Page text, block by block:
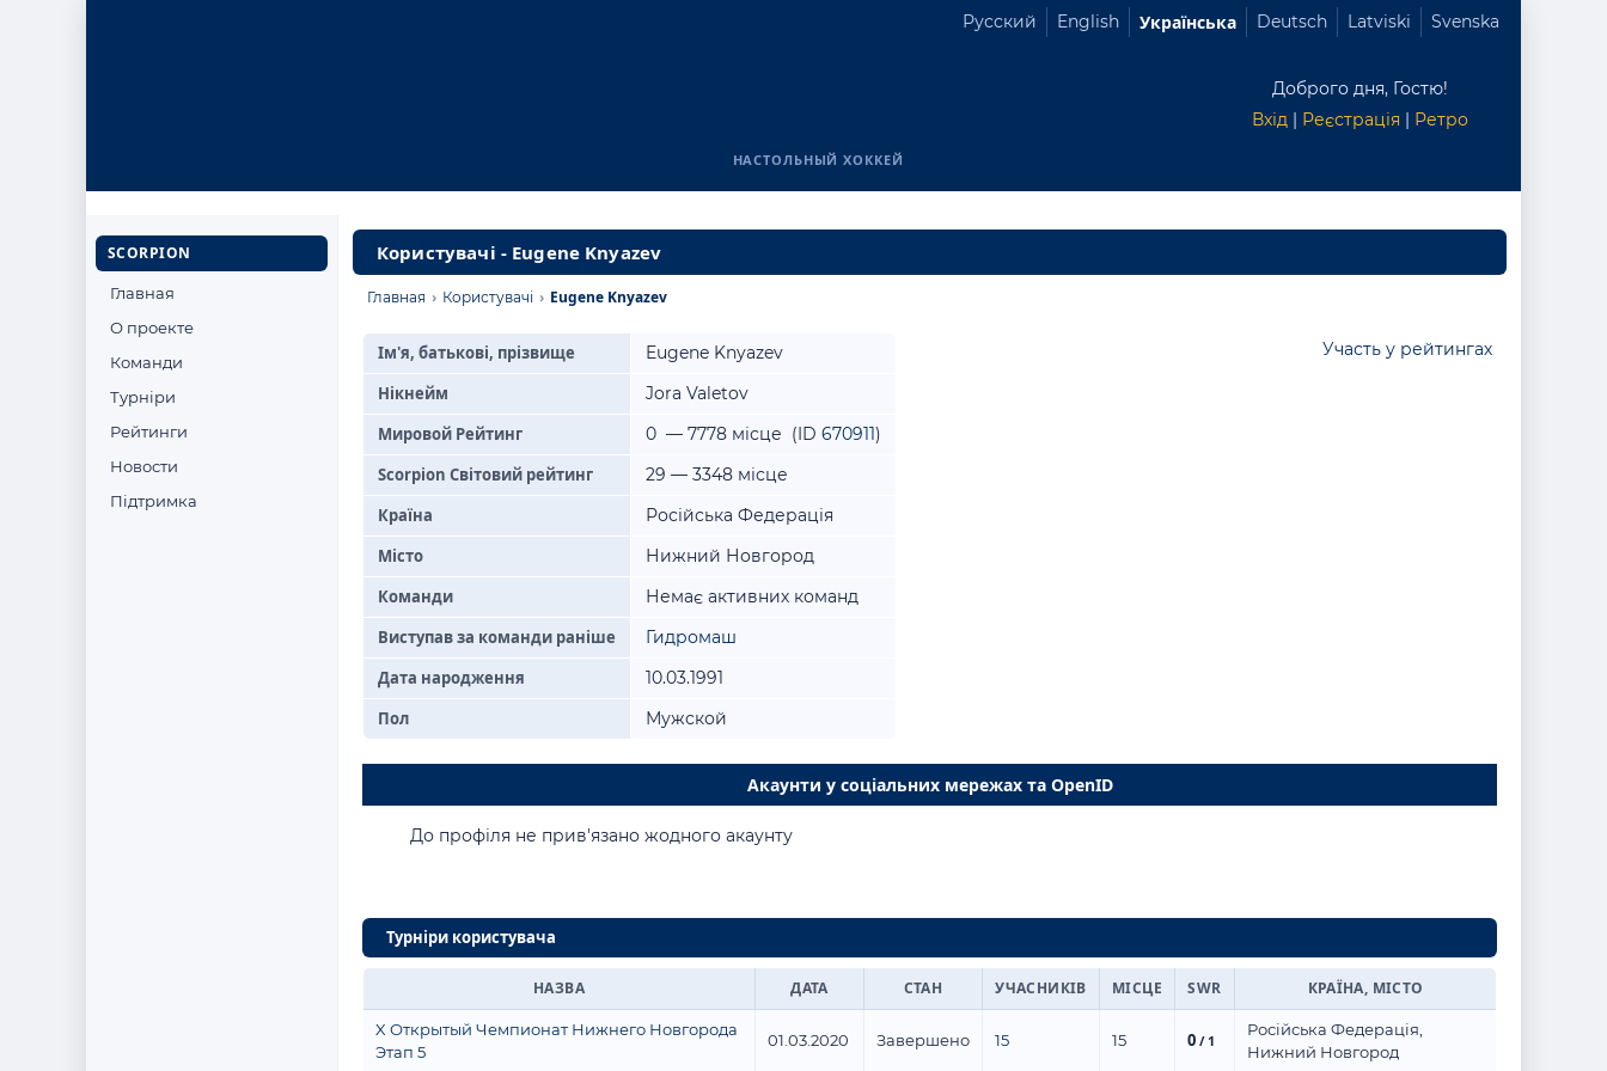
Русский English Українська Deutsch Latviski Svenska
Доброго дня, Гостю!
Вхід| Реєстрація | Ретро
НАСТОЛЬНЫЙ ХОККЕЙ
SCORPION
Главная
О проекте
Команди
Турніри
Рейтинги
Новости
Підтримка
Користувачі - Eugene Knyazev
Главная › Користувачі › Eugene Knyazev
Участь у рейтингах
Ім'я, батькові, прізвище
Eugene Knyazev
Нікнейм
Jora Valetov
Мировой Рейтинг
0 — 7778 місце (ID 670911)
Scorpion Світовий рейтинг
29 — 3348 місце
Країна
Російська Федерація
Місто
Нижний Новгород
Команди
Немає активних команд
Виступав за команди раніше
Гидромаш
Дата народження
10.03.1991
Пол
Мужской
Акаунти у соціальних мережах та OpenID
До профіля не прив'язано жодного акаунту
Турніри користувача
НАЗВА ДАТА СТАН УЧАСНИКІВ МІСЦЕ SWR КРАЇНА, МІСТО
X Открытый Чемпионат Нижнего Новгорода
Этап 5
01.03.2020 Завершено 15 15 0 / 1
Російська Федерація,
Нижний Новгород